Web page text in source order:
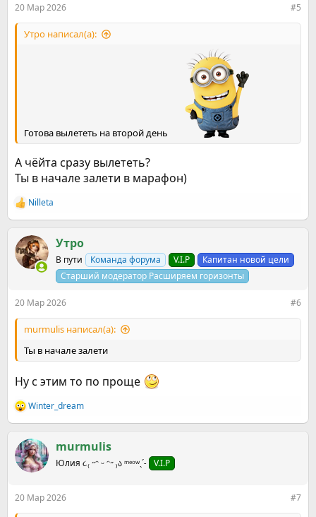
20 Мар 2026 #5
Утро написал(а):
Готова вылететь на второй день
А чёйта сразу вылететь?
Ты в начале залети в марафон)
Р
е
к
ц
и
Nilleta
Утро
В пути Команда форума V.I.P
Капитан новой цели
Старший модератор Расширяем горизонты
20 Мар 2026 #6
murmulis написал(а):
Ты в начале залети
Ну с этим то по проще
Р
е
к
ц
и
Winter_dream
murmulis
Юлия ૮₍ ˶ᵔ ᵕ ᵔ˶ ₎ა ᵐᵉᵒʷˎˊ˗ V.I.P
20 Мар 2026 #7